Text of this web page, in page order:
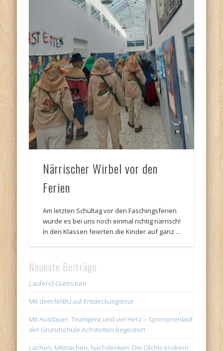
Närrischer Wirbel vor den
Ferien
Am letzten Schultag vor den Faschingsferien
wurde es bei uns noch einmal richtig närrisch!
In den Klassen feierten die Kinder auf ganz …
Neueste Beiträge
Laufend Gutes tun!
Mit dem NABU auf Entdeckungstour
Mit Ausdauer, Teamgeist und viel Herz – Sponsorenlauf
der Grundschule Achstetten begeistert
Lachen, Mitmachen, Nachdenken: Die Olchis erobern